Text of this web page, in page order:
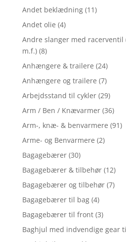
Andet beklædning (11)
Andet olie (4)
Andre slanger med racerventil
m.f.) (8)
Anhængere & trailere (24)
Anhængere og trailere (7)
Arbejdsstand til cykler (29)
Arm / Ben / Knævarmer (36)
Arm-, knæ- & benvarmere (91)
Arme- og Benvarmere (2)
Bagagebærer (30)
Bagagebærer & tilbehør (12)
Bagagebærer og tilbehør (7)
Bagagebærer til bag (4)
Bagagebærer til front (3)
Baghjul med indvendige gear